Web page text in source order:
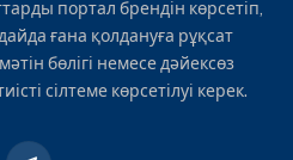
портал брендін көрсетіп,
ғана қолдануға рұқсат
бөлігі немесе дәйексөз
сілтеме көрсетілуі керек.